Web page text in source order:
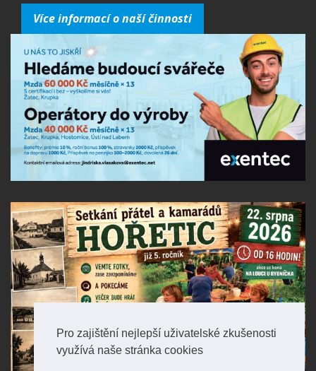
Pro zajištění nejlepší uživatelské zkušenosti
využívá naše stránka cookies
Více informací o naší činnosti